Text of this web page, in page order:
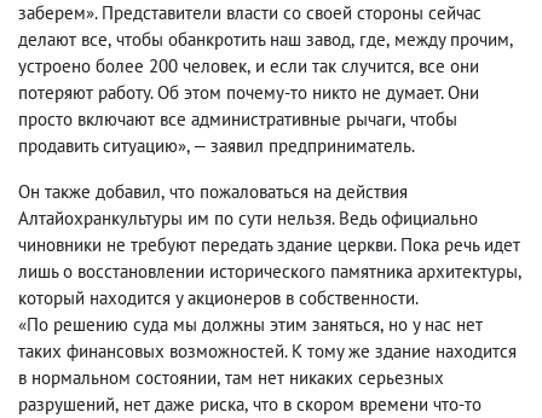
заберем». Представители власти со своей стороны сейчас
делают все, чтобы обанкротить наш завод, где, между прочим,
устроено более 200 человек, и если так случится, все они
потеряют работу. Об этом почему-то никто не думает. Они
просто включают все административные рычаги, чтобы
продавить ситуацию», — заявил предприниматель.
Он также добавил, что пожаловаться на действия
Алтайохранкультуры им по сути нельзя. Ведь официально
чиновники не требуют передать здание церкви. Пока речь идет
лишь о восстановлении исторического памятника архитектуры,
который находится у акционеров в собственности.
«По решению суда мы должны этим заняться, но у нас нет
таких финансовых возможностей. К тому же здание находится
в нормальном состоянии, там нет никаких серьезных
разрушений, нет даже риска, что в скором времени что-то